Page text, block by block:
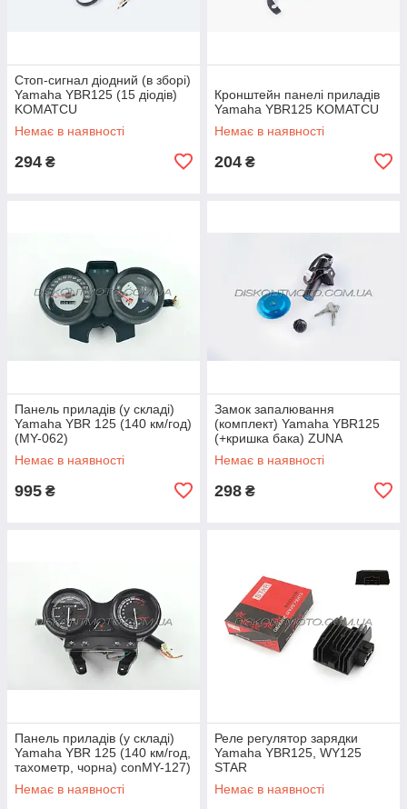
Стоп-сигнал діодний (в зборі)
Yamaha YBR125 (15 діодів)
KOMATCU
Немає в наявності
294 ₴
Кронштейн панелі приладів
Yamaha YBR125 KOMATCU
Немає в наявності
204 ₴
Панель приладів (у складі)
Yamaha YBR 125 (140 км/год)
(MY-062)
Немає в наявності
995 ₴
Замок запалювання
(комплект) Yamaha YBR125
(+кришка бака) ZUNA
Немає в наявності
298 ₴
Панель приладів (у складі)
Yamaha YBR 125 (140 км/год,
тахометр, чорна) conMY-127)
Немає в наявності
Реле регулятор зарядки
Yamaha YBR125, WY125
STAR
Немає в наявності